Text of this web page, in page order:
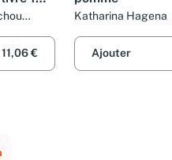
11,06 €
Katharina Hagena
Ajouter